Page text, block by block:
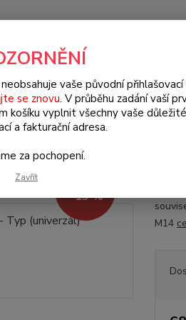
Hledat
Nástroj matice spínače - Typ (univerzál)
- Typ
- 13 %
M14
vaše původní přihlašovací
se znovu. V průběhu zadání vaší
košíku vyplnit všechny vaše
a fakturační adresa.
za pochopení.
Zavřít